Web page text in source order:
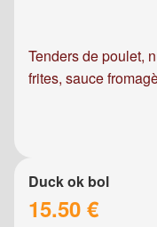
Tenders de poulet,
frites, sauce
Duck ok bol
15.50 €